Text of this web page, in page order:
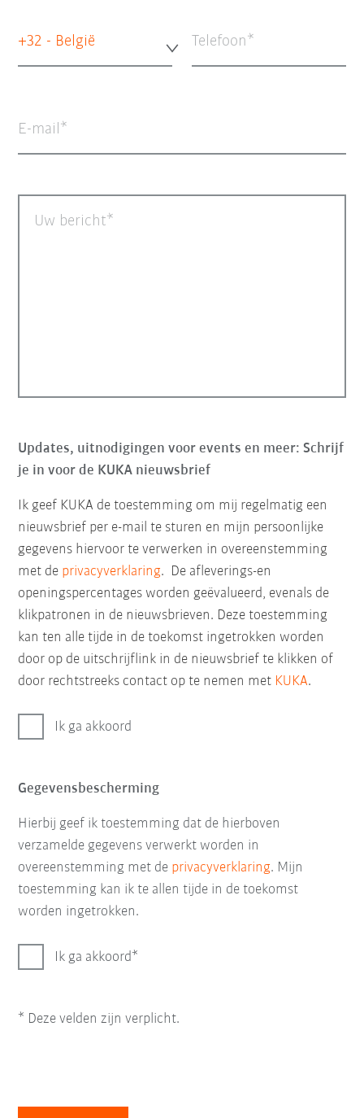
+32 - België Telefoon
E-mail
Uw bericht
Updates, uitnodigingen voor events en meer: Schrijf
je in voor de KUKA nieuwsbrief
Ik geef KUKA de toestemming om mij regelmatig een
nieuwsbrief per e-mail te sturen en mijn persoonlijke
gegevens hiervoor te verwerken in overeenstemming
met de privacyverklaring. De afleverings-en
openingspercentages worden geëvalueerd, evenals de
klikpatronen in de nieuwsbrieven. Deze toestemming
kan ten alle tijde in de toekomst ingetrokken worden
door op de uitschrijflink in de nieuwsbrief te klikken of
door rechtstreeks contact op te nemen met KUKA.
Ik ga akkoord
Gegevensbescherming
Hierbij geef ik toestemming dat de hierboven
verzamelde gegevens verwerkt worden in
overeenstemming met de privacyverklaring. Mijn
toestemming kan ik te allen tijde in de toekomst
worden ingetrokken.
Ik ga akkoord
* Deze velden zijn verplicht.